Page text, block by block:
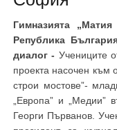
Гимназията
Република
диалог - Учениците
проекта насочен към
строи мостове”-
„Европа” и „Медии”
Георги Първанов.